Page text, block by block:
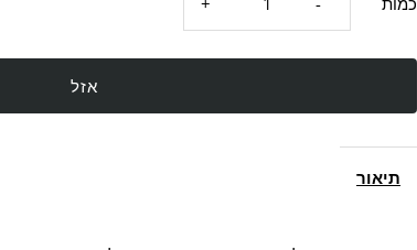
כמות
עבור
כמות
עבור
תיאור